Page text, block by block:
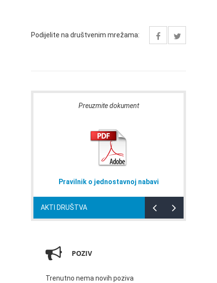
Podijelite na društvenim mrežama:
AKTI DRUŠTVA
Preuzmite dokument
Pravilnik o jednostavnoj nabavi
POZIV
Trenutno nema novih poziva